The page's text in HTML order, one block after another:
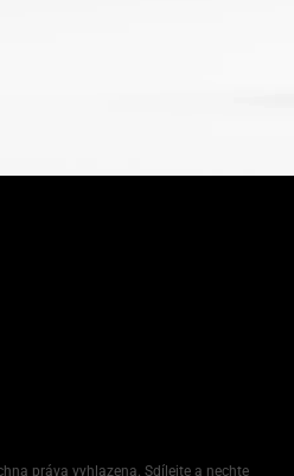
práva vyhlazena. Sdílejte a nechte